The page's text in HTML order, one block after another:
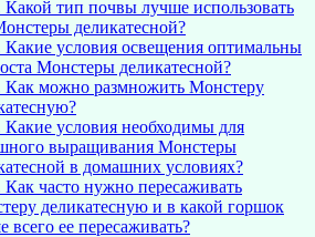
Какой тип почвы лучше использовать
деликатесной?
Какие условия освещения оптимальны
Монстеры деликатесной?
Как можно размножить Монстеру
Какие условия необходимы для
выращивания Монстеры
в домашних условиях?
Как часто нужно пересаживать
деликатесную и в какой горшок
всего ее пересаживать?